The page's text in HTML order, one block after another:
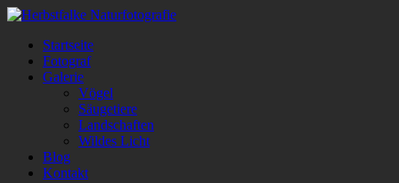
Startseite
Fotograf
Galerie
Vögel
Säugetiere
Landschaften
Wildes Licht
Blog
Kontakt